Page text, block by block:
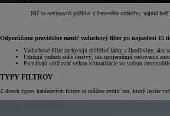
Nič sa nevyrovná pôžitku z čerstvého vzduchu, najmä
Odporúčame pravidelne meniť vzduchový filter po najazdení 15
Vzduchové filtre zachycujú dráždivé látky a škodliviny, ako
Udržujú vzduch stále čerstvý, tak spríjemňujú cestovanie
Pomáhajú udržiavať výkon klimatizácie vo vašom
TYPY FILTROV
Z dvoch typov kabínových filtrov si môžete zvoliť ten, ktorý lepšie